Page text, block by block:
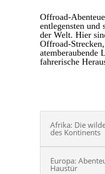
Offroad-
entlegensten und
der Welt. Hier
Offroad-
atemberaubende
fahrerische
Afrika: Die
des Kontinents
Europa:
Haustür